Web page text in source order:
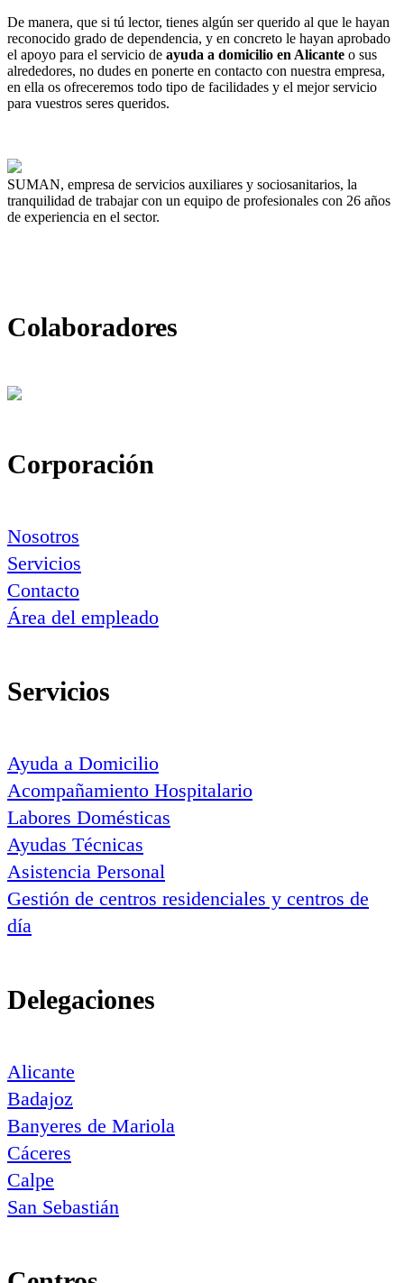
De manera, que si tú lector, tienes algún ser querido al que le hayan
reconocido grado de dependencia, y en concreto le hayan aprobado
el apoyo para el servicio de ayuda a domicilio en Alicante o sus
alrededores, no dudes en ponerte en contacto con nuestra empresa,
en ella os ofreceremos todo tipo de facilidades y el mejor servicio
para vuestros seres queridos.
SUMAN, empresa de servicios auxiliares y sociosanitarios, la
tranquilidad de trabajar con un equipo de profesionales con 26 años
de experiencia en el sector.
Colaboradores
Corporación
Nosotros
Servicios
Contacto
Área del empleado
Servicios
Ayuda a Domicilio
Acompañamiento Hospitalario
Labores Domésticas
Ayudas Técnicas
Asistencia Personal
Gestión de centros residenciales y centros de
día
Delegaciones
Alicante
Badajoz
Banyeres de Mariola
Cáceres
Calpe
San Sebastián